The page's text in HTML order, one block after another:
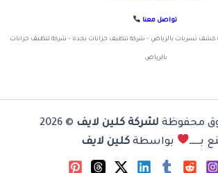
تواصل معنا
كشف تسربات بالرياض – شركة تنظيف خزانات بجدة – شركة تنظيف خزانات
بالرياض
محفوظة لشركة كلين لايف © 2026
بـــــ
بواسطةكلين لايف